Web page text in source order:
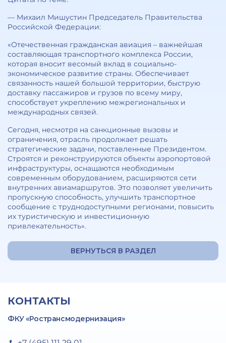
— Михаил Мишустин Председатель Правительства
Российской Федерации:
«Отечественная гражданская авиация – важнейшая
составляющая транспортного комплекса России,
которая вносит весомый вклад в социально-
экономическое развитие страны. Обеспечивает
связанность нашей большой территории, быструю
доставку пассажиров и грузов по всему миру,
способствует укреплению межрегиональных и
международных связей.
Сегодня, несмотря на санкционные вызовы и
ограничения, отрасль продолжает решать
стратегические задачи, поставленные Президентом.
Строятся и реконструируются объекты аэропортовой
инфраструктуры, оснащаются необходимым
современным оборудованием, расширяются сети
внутренних авиамаршрутов. Это позволяет увеличить
пропускную способность, улучшить транспортное
сообщение с труднодоступными регионами, повысить
их туристическую и инвестиционную
привлекательность».
ВЕРНУТЬСЯ В РАЗДЕЛ
КОНТАКТЫ
ФКУ «Ространсмодернизация»